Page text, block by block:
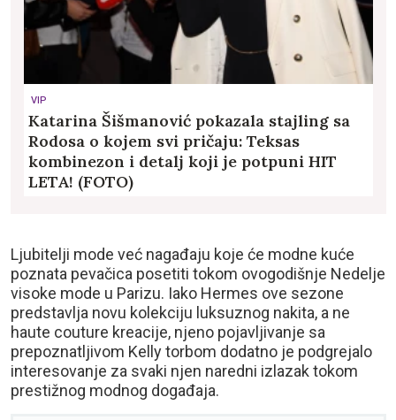
VIP
Katarina Šišmanović pokazala stajling sa
Rodosa o kojem svi pričaju: Teksas
kombinezon i detalj koji je potpuni HIT
LETA! (FOTO)
Ljubitelji mode već nagađaju koje će modne kuće
poznata pevačica posetiti tokom ovogodišnje Nedelje
visoke mode u Parizu. Iako Hermes ove sezone
predstavlja novu kolekciju luksuznog nakita, a ne
haute couture kreacije, njeno pojavljivanje sa
prepoznatljivom Kelly torbom dodatno je podgrejalo
interesovanje za svaki njen naredni izlazak tokom
prestižnog modnog događaja.